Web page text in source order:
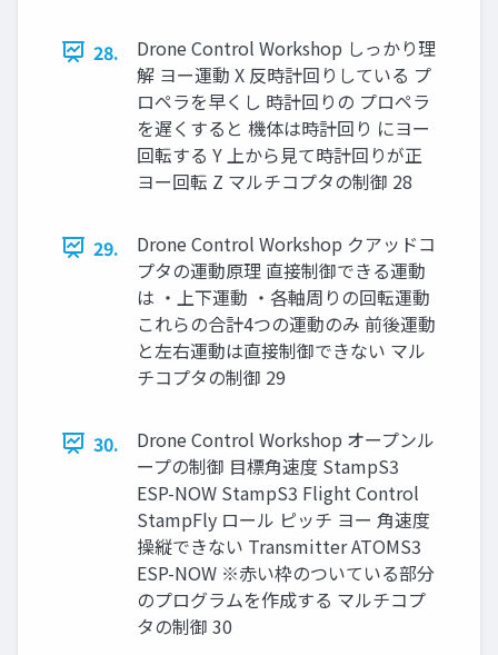
28.
Drone Control Workshop しっかり理
解 ヨー運動 X 反時計回りしている プ
ロペラを早くし 時計回りの プロペラ
を遅くすると 機体は時計回り にヨー
回転する Y 上から⾒て時計回りが正
ヨー回転 Z マルチコプタの制御 28
29.
Drone Control Workshop クアッドコ
プタの運動原理 直接制御できる運動
は ・上下運動 ・各軸周りの回転運動
これらの合計4つの運動のみ 前後運動
と左右運動は直接制御できない マル
チコプタの制御 29
30.
Drone Control Workshop オープンル
ープの制御 ⽬標⾓速度 StampS3
ESP-NOW StampS3 Flight Control
StampFly ロール ピッチ ヨー ⾓速度
操縦できない Transmitter ATOMS3
ESP-NOW ※⾚い枠のついている部分
のプログラムを作成する マルチコプ
タの制御 30